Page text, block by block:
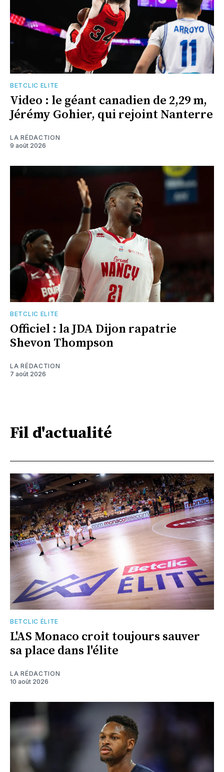
BETCLIC ELITE
Video : le géant canadien de 2,29 m,
Jérémy Gohier, qui rejoint Nanterre
LA RÉDACTION
9 août 2026
BETCLIC ELITE
Officiel : la JDA Dijon rapatrie
Shevon Thompson
LA RÉDACTION
7 août 2026
Fil d'actualité
BETCLIC ÉLITE
L'AS Monaco croit toujours sauver
sa place dans l'élite
LA RÉDACTION
10 août 2026